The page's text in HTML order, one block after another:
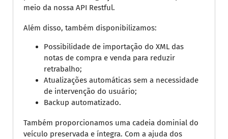
meio da nossa API Restful.
Além disso, também disponibilizamos:
Possibilidade de importação do XML das
notas de compra e venda para reduzir
retrabalho;
Atualizações automáticas sem a necessidade
de intervenção do usuário;
Backup automatizado.
Também proporcionamos uma cadeia dominial do
veículo preservada e íntegra. Com a ajuda dos